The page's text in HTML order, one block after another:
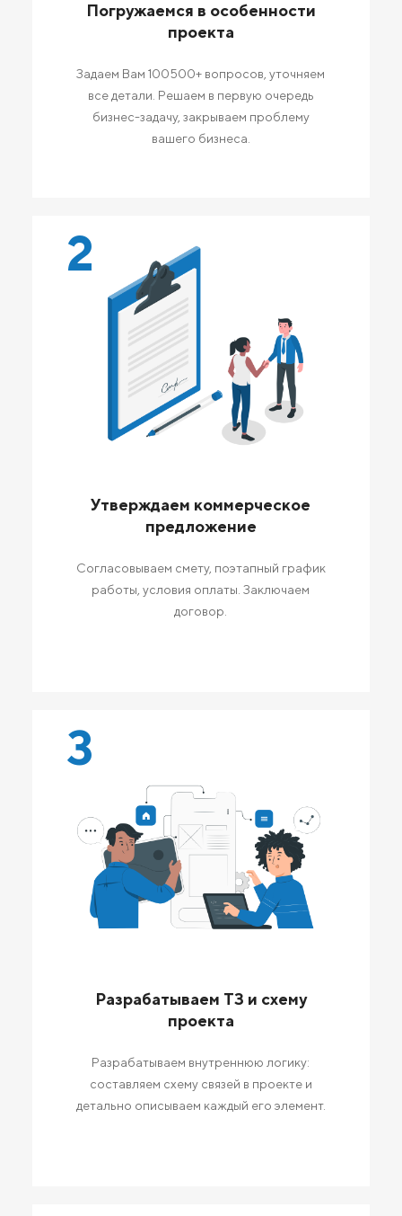
Погружаемся в особенности
проекта
Задаем Вам 100500+ вопросов, уточняем
все детали. Решаем в первую очередь
бизнес-задачу, закрываем проблему
вашего бизнеса.
2
Утверждаем коммерческое
предложение
Согласовываем смету, поэтапный график
работы, условия оплаты. Заключаем
договор.
3
Разрабатываем ТЗ и схему
проекта
Разрабатываем внутреннюю логику:
составляем схему связей в проекте и
детально описываем каждый его элемент.